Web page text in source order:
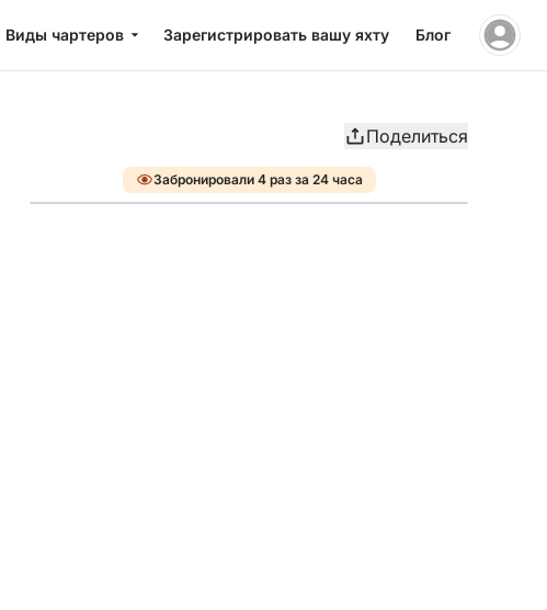
Виды чартеров Зарегистрировать вашу яхту Блог
Поделиться
Забронировали 4 раз за 24 часа